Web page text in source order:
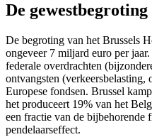
De gewestbegroting
De begroting van het Brussels
ongeveer 7 miljard euro per
federale overdrachten
ontvangsten (verkeersbelasting,
Europese fondsen. Brussel
het produceert 19% van het
een fractie van de bijbehorende
pendelaarseffect.